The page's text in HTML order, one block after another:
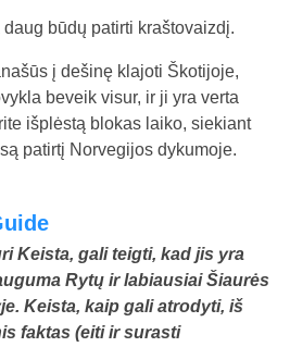
būdų patirti kraštovaizdį.
į dešinę klajoti Škotijoje,
beveik visur, ir ji yra verta
išplėstą blokas laiko, siekiant
patirtį Norvegijos dykumoje.
Keista, gali teigti, kad jis yra
Rytų ir labiausiai Šiaurės
Keista, kaip gali atrodyti, iš
faktas (eiti ir surasti